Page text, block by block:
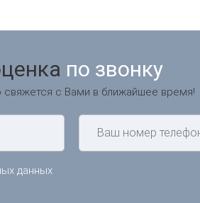
по звонку
с Вами в ближайшее время!
данных